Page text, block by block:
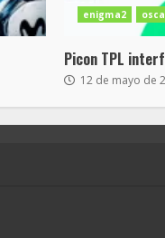
enigma2
Picon TPL
12 de mayo de